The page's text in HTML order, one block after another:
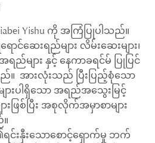
Yishu ကို အကြံပြုပါသည်။
ာင်ဆေးရည်များ လိမ်းဆေးများ၊
များ နှင့် နေကာခရင်မ် ပြုပြင်
။ အားလုံးသည် ပြီးပြည့်စုံသော
ပါရှိသော အရည်အသွေးမြင့်
ဖြစ်ပြီး အစုလိုက်အမှာစာများ
းနှီးသောစောင့်ရှောက်မှု ဘက်